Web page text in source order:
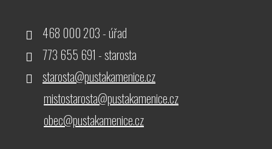
468 000 203 - úřad
773 655 691 - starosta
starosta@pustakamenice.cz
mistostarosta@pustakamenice.cz
obec@pustakamenice.cz